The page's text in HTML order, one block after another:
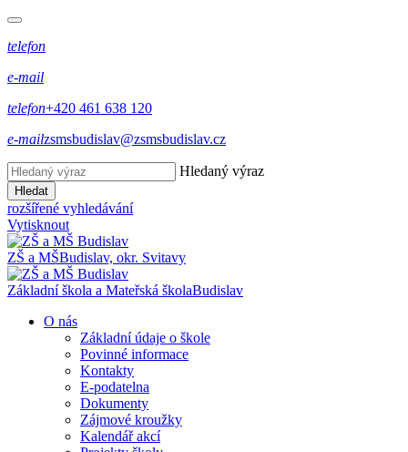
telefon
e-mail
telefon+420 461 638 120
e-mailzsmsbudislav@zsmsbudislav.cz
Hledaný výraz
Hledat
rozšířené vyhledávání
Vytisknout
ZŠ a MŠBudislav, okr. Svitavy
Základní škola a Mateřská školaBudislav
O nás
Základní údaje o škole
Povinné informace
Kontakty
E-podatelna
Dokumenty
Zájmové kroužky
Kalendář akcí